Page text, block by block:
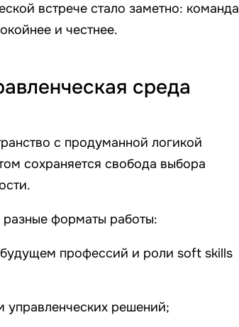
встрече стало заметно: команда
и честнее.
среда
с продуманной логикой
сохраняется свобода выбора
разные форматы работы:
будущем профессий и роли soft skills
управленческих решений;